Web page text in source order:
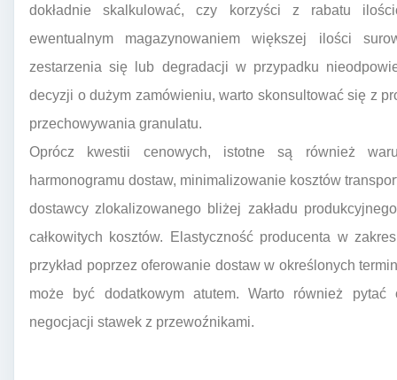
dokładnie skalkulować, czy korzyści z rabatu
ewentualnym magazynowaniem większej ilości
zestarzenia się lub degradacji w przypadku
decyzji o dużym zamówieniu, warto skonsultować się z
przechowywania granulatu.
Oprócz kwestii cenowych, istotne są również
harmonogramu dostaw, minimalizowanie kosztów
dostawcy zlokalizowanego bliżej zakładu
całkowitych kosztów. Elastyczność producenta w
przykład poprzez oferowanie dostaw w określonych
może być dodatkowym atutem. Warto również
negocjacji stawek z przewoźnikami.